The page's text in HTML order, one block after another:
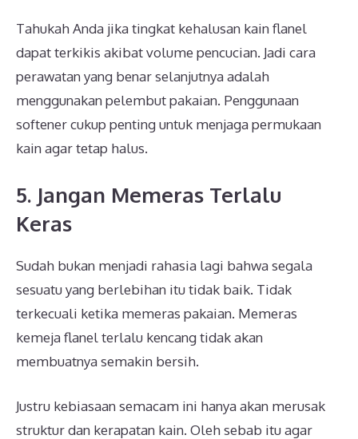
Tahukah Anda jika tingkat kehalusan kain flanel
dapat terkikis akibat volume pencucian. Jadi cara
perawatan yang benar selanjutnya adalah
menggunakan pelembut pakaian. Penggunaan
softener cukup penting untuk menjaga permukaan
kain agar tetap halus.
5. Jangan Memeras Terlalu
Keras
Sudah bukan menjadi rahasia lagi bahwa segala
sesuatu yang berlebihan itu tidak baik. Tidak
terkecuali ketika memeras pakaian. Memeras
kemeja flanel terlalu kencang tidak akan
membuatnya semakin bersih.
Justru kebiasaan semacam ini hanya akan merusak
struktur dan kerapatan kain. Oleh sebab itu agar